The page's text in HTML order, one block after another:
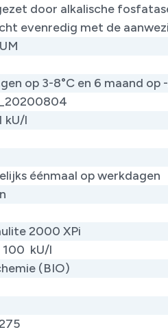
door alkalische
evenredig met de
op 3-8°C en 6 maand op
kU/l
éénmaal op werkdagen
2000 XPi
100 kU/l
(BIO)